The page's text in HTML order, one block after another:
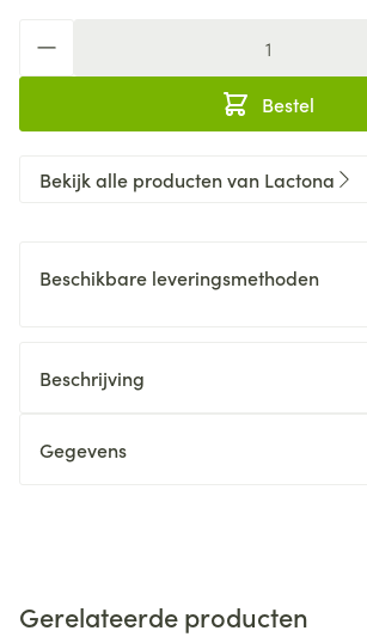
Bestel
Bekijk alle producten van Lactona
Beschikbare leveringsmethoden
Beschrijving
Gegevens
Gerelateerde producten